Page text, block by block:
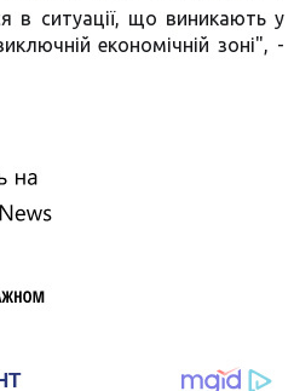
в ситуації, що виникають у
економічній зоні", -